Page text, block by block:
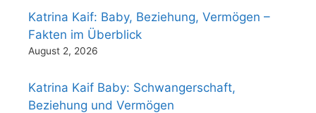
Katrina Kaif: Baby, Beziehung, Vermögen –
Fakten im Überblick
August 2, 2026
Katrina Kaif Baby: Schwangerschaft,
Beziehung und Vermögen